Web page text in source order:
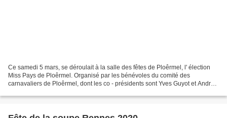
Ce samedi 5 mars, se déroulait à la salle des fêtes de Ploêrmel, l' élection
Miss Pays de Ploêrmel. Organisé par les bénévoles du comité des
carnavaliers de Ploêrmel, dont les co - présidents sont Yves Guyot et André-